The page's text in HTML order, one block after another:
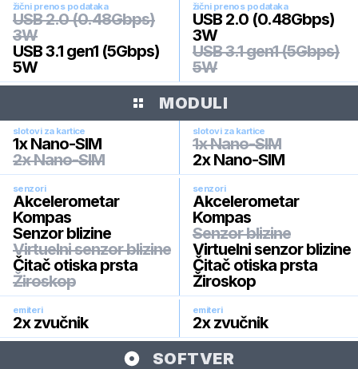
žični prenos podataka
USB 2.0 (0.48Gbps)
3W
USB 3.1 gen1 (5Gbps)
5W
žični prenos podataka
USB 2.0 (0.48Gbps)
3W
USB 3.1 gen1 (5Gbps)
5W
MODULI
slotovi za kartice
1x Nano-SIM
2x Nano-SIM
slotovi za kartice
1x Nano-SIM
2x Nano-SIM
senzori
Akcelerometar
Kompas
Senzor blizine
Virtuelni senzor blizine
Čitač otiska prsta
Žiroskop
senzori
Akcelerometar
Kompas
Senzor blizine
Virtuelni senzor blizine
Čitač otiska prsta
Žiroskop
emiteri
2x zvučnik
emiteri
2x zvučnik
SOFTVER